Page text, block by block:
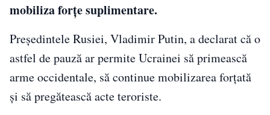
mobiliza forțe suplimentare.
Președintele Rusiei, Vladimir Putin, a declarat că o
astfel de pauză ar permite Ucrainei să primească
arme occidentale, să continue mobilizarea forțată
și să pregătească acte teroriste.